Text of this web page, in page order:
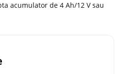
acumulator de 4 Ah/12 V sau